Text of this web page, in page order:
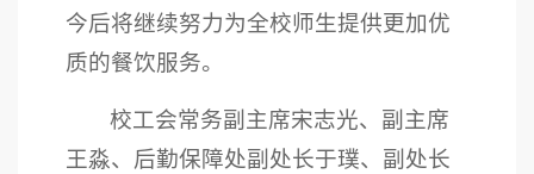
今后将继续努力为全校师生提供更加优
质的餐饮服务。
校工会常务副主席宋志光、副主席
王淼、后勤保障处副处长于璞、副处长